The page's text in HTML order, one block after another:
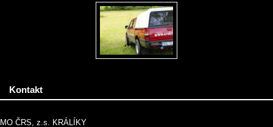
Kontakt
MO ČRS, z.s. KRÁLÍKY